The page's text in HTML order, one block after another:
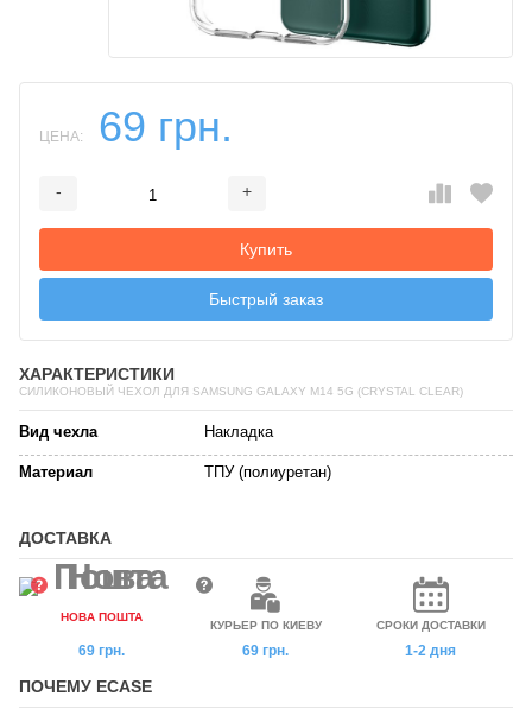
ЦЕНА: 69 грн.
- +
Купить
Быстрый заказ
ХАРАКТЕРИСТИКИ
СИЛИКОНОВЫЙ ЧЕХОЛ ДЛЯ SAMSUNG GALAXY M14 5G (CRYSTAL CLEAR)
Вид чехла Накладка
Материал ТПУ (полиуретан)
ДОСТАВКА
НОВА ПОШТА
69 грн.
КУРЬЕР ПО КИЕВУ
69 грн.
СРОКИ ДОСТАВКИ
1-2 дня
ПОЧЕМУ ECASE